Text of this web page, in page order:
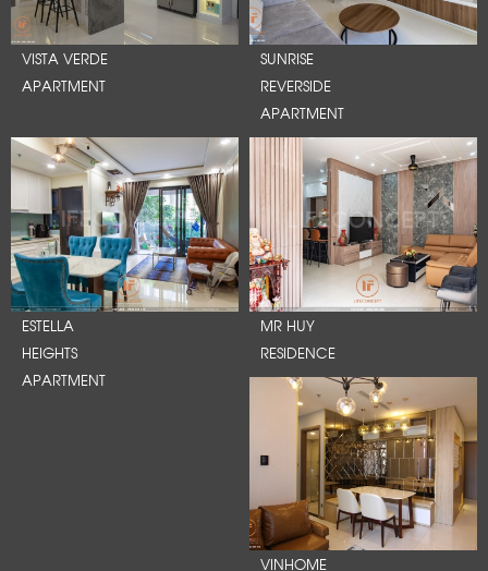
VISTA VERDE
APARTMENT
SUNRISE
REVERSIDE
APARTMENT
ESTELLA
HEIGHTS
APARTMENT
MR HUY
RESIDENCE
VINHOME